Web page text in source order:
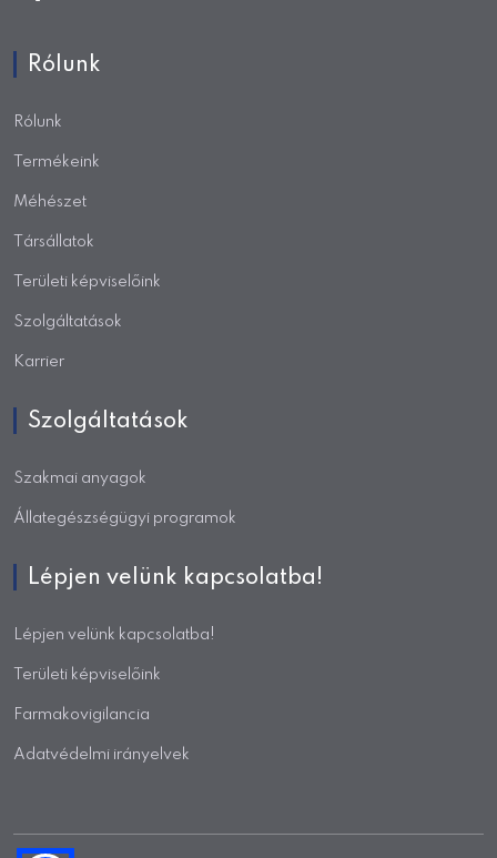
Rólunk
Rólunk
Termékeink
Méhészet
Társállatok
Területi képviselőink
Szolgáltatások
Karrier
Szolgáltatások
Szakmai anyagok
Állategészségügyi programok
Lépjen velünk kapcsolatba!
Lépjen velünk kapcsolatba!
Területi képviselőink
Farmakovigilancia
Adatvédelmi irányelvek